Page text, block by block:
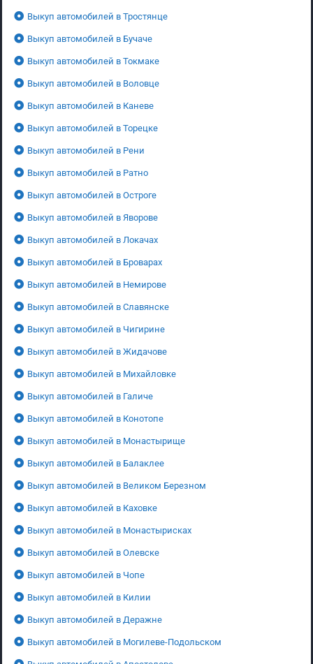
Выкуп автомобилей в Тростянце
Выкуп автомобилей в Бучаче
Выкуп автомобилей в Токмаке
Выкуп автомобилей в Воловце
Выкуп автомобилей в Каневе
Выкуп автомобилей в Торецке
Выкуп автомобилей в Рени
Выкуп автомобилей в Ратно
Выкуп автомобилей в Остроге
Выкуп автомобилей в Яворове
Выкуп автомобилей в Локачах
Выкуп автомобилей в Броварах
Выкуп автомобилей в Немирове
Выкуп автомобилей в Славянске
Выкуп автомобилей в Чигирине
Выкуп автомобилей в Жидачове
Выкуп автомобилей в Михайловке
Выкуп автомобилей в Галиче
Выкуп автомобилей в Конотопе
Выкуп автомобилей в Монастырище
Выкуп автомобилей в Балаклее
Выкуп автомобилей в Великом Березном
Выкуп автомобилей в Каховке
Выкуп автомобилей в Монастырисках
Выкуп автомобилей в Олевске
Выкуп автомобилей в Чопе
Выкуп автомобилей в Килии
Выкуп автомобилей в Деражне
Выкуп автомобилей в Могилеве-Подольском